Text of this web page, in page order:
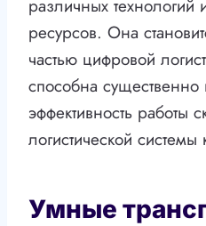
различных
ресурсов. Она
частью цифровой
способна существенно
эффективность работы
логистической
Умные